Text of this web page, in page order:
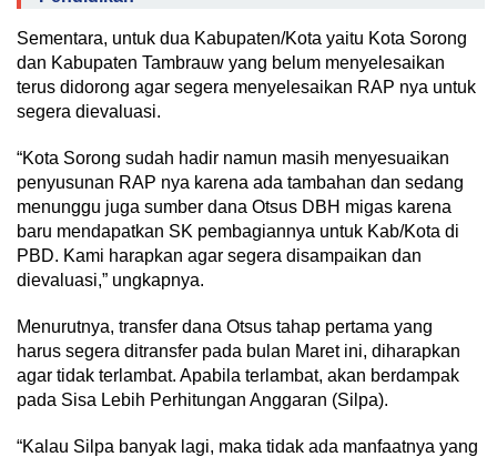
Sementara, untuk dua Kabupaten/Kota yaitu Kota Sorong
dan Kabupaten Tambrauw yang belum menyelesaikan
terus didorong agar segera menyelesaikan RAP nya untuk
segera dievaluasi.
“Kota Sorong sudah hadir namun masih menyesuaikan
penyusunan RAP nya karena ada tambahan dan sedang
menunggu juga sumber dana Otsus DBH migas karena
baru mendapatkan SK pembagiannya untuk Kab/Kota di
PBD. Kami harapkan agar segera disampaikan dan
dievaluasi,” ungkapnya.
Menurutnya, transfer dana Otsus tahap pertama yang
harus segera ditransfer pada bulan Maret ini, diharapkan
agar tidak terlambat. Apabila terlambat, akan berdampak
pada Sisa Lebih Perhitungan Anggaran (Silpa).
“Kalau Silpa banyak lagi, maka tidak ada manfaatnya yang